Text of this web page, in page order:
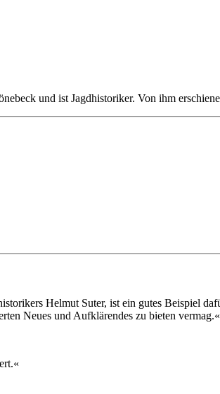
und ist Jagdhistoriker. Von ihm
Helmut Suter, ist ein gutes Beispiel
Neues und Aufklärendes zu bieten vermag.«